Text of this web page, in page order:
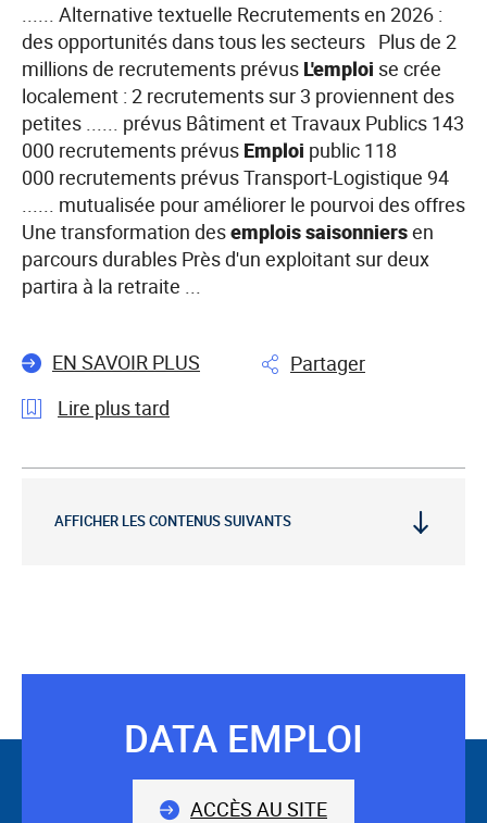
?
...... Alternative textuelle Recrutements en 2026 :
des opportunités dans tous les secteurs Plus de 2
millions de recrutements prévus L'emploi se crée
localement : 2 recrutements sur 3 proviennent des
petites ...... prévus Bâtiment et Travaux Publics 143
000 recrutements prévus Emploi public 118
000 recrutements prévus Transport-Logistique 94
...... mutualisée pour améliorer le pourvoi des offres
Une transformation desemploissaisonniersen
parcours durables Près d'un exploitant sur deux
partira à la retraite ...
EN SAVOIR PLUS
Partager
Lire plus tard
l'article
:
opportunités
tous
secteurs
AFFICHER LES CONTENUS SUIVANTS
Suivez-DATA EMPLOI
ACCÈS AU SITE